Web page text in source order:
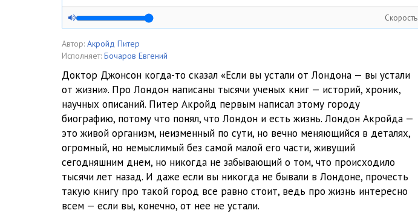
005
006
008
009
010
011
012
Скорость
Автор: Акройд Питер
Исполняет: Бочаров Евгений
Доктор Джонсон когда-то сказал «Если вы устали от Лондона — вы устали
от жизни». Про Лондон написаны тысячи ученых книг — историй, хроник,
научных описаний. Питер Акройд первым написал этому городу
биографию, потому что понял, что Лондон и есть жизнь. Лондон Акройда —
это живой организм, неизменный по сути, но вечно меняющийся в деталях,
огромный, но немыслимый без самой малой его части, живущий
сегодняшним днем, но никогда не забывающий о том, что происходило
тысячи лет назад. И даже если вы никогда не бывали в Лондоне, прочесть
такую книгу про такой город все равно стоит, ведь про жизнь интересно
всем — если вы, конечно, от нее не устали.